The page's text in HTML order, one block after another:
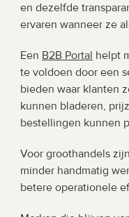
en dezelfde
ervaren wanneer ze
Een B2B Portal helpt
te voldoen door een
bieden waar klanten
kunnen bladeren,
bestellingen kunnen
Voor groothandels
minder handmatig
betere operationele